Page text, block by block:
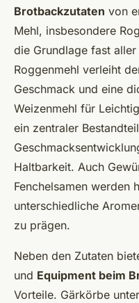
Brotbackzutaten von
Mehl, insbesondere
die Grundlage fast aller
Roggenmehl verleiht
Geschmack und eine
Weizenmehl für
ein zentraler
Haltbarkeit. Auch
Fenchelsamen werden
unterschiedliche
zu prägen.
Neben den Zutaten
und Equipment beim
Vorteile. Gärkörbe